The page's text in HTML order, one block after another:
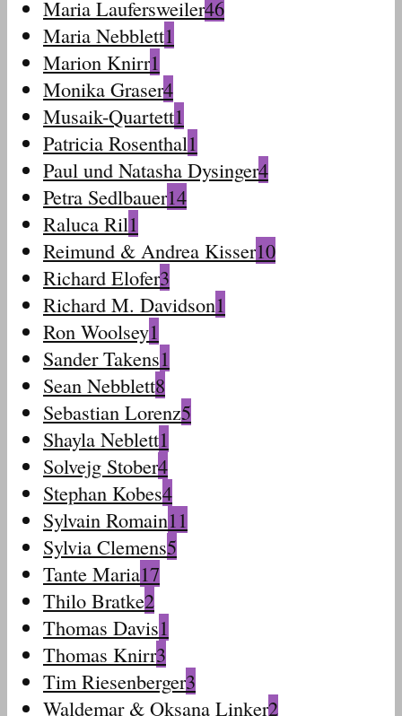
Maria Laufersweiler46
Maria Nebblett1
Marion Knirr1
Monika Graser4
Musaik-Quartett1
Patricia Rosenthal1
Paul und Natasha Dysinger4
Petra Sedlbauer14
Raluca Ril1
Reimund & Andrea Kisser10
Richard Elofer3
Richard M. Davidson1
Ron Woolsey1
Sander Takens1
Sean Nebblett8
Sebastian Lorenz5
Shayla Neblett1
Solvejg Stober4
Stephan Kobes4
Sylvain Romain11
Sylvia Clemens5
Tante Maria17
Thilo Bratke2
Thomas Davis1
Thomas Knirr3
Tim Riesenberger3
Waldemar & Oksana Linker2